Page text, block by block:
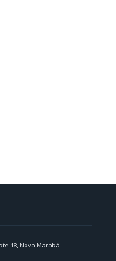
18, Nova Marabá